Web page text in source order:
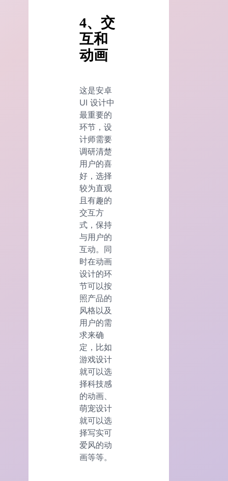
4、交
互和
动画
这是安卓
UI 设计中
最重要的
环节，设
计师需要
调研清楚
用户的喜
好，选择
较为直观
且有趣的
交互方
式，保持
与用户的
互动。同
时在动画
设计的环
节可以按
照产品的
风格以及
用户的需
求来确
定，比如
游戏设计
就可以选
择科技感
的动画、
萌宠设计
就可以选
择写实可
爱风的动
画等等。